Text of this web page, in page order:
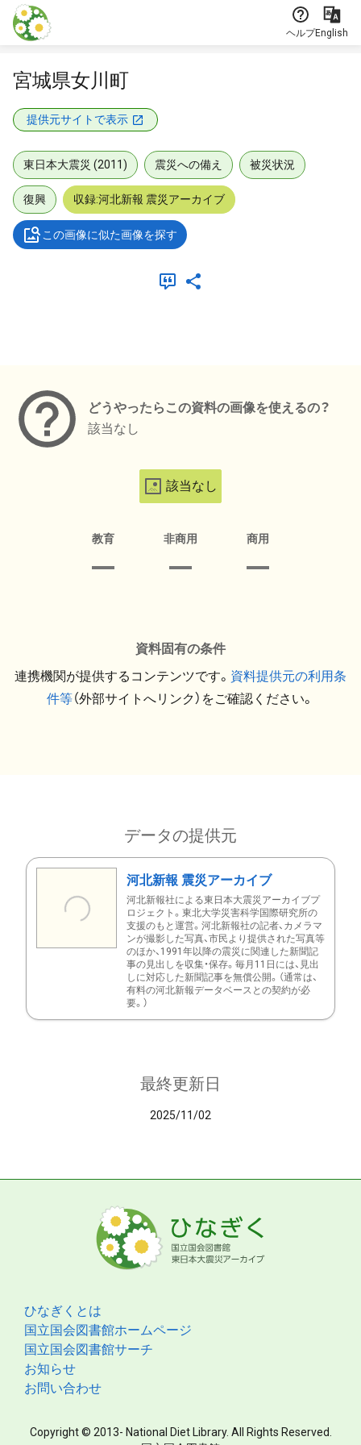
本文に飛ぶ
ヘルプEnglish
宮城県女川町
提供元サイトで表示
東日本大震災 (2011) 震災への備え 被災状況
復興 収録:河北新報 震災アーカイブ
この画像に似た画像を探す
どうやったらこの資料の画像を使えるの？
該当なし
該当なし
教育 非商用 商用
資料固有の条件
連携機関が提供するコンテンツです。 資料提供元の利用条
件等（外部サイトへリンク）をご確認ください。
データの提供元
河北新報 震災アーカイブ
河北新報社による東日本大震災アーカイブプ
ロジェクト。東北大学災害科学国際研究所の
支援のもと運営。河北新報社の記者、カメラマ
ンが撮影した写真、市民より提供された写真等
のほか、1991年以降の震災に関連した新聞記
事の見出しを収集・保存。毎月11日には、見出
しに対応した新聞記事を無償公開。（通常は、
有料の河北新報データベースとの契約が必
要。）
最終更新日
2025/11/02
ひなぎくとは
国立国会図書館ホームページ
国立国会図書館サーチ
お知らせ
お問い合わせ
Copyright © 2013- National Diet Library. All Rights Reserved.